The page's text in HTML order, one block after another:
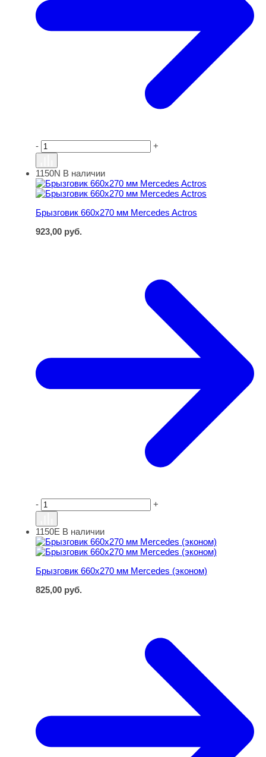
- +
Брызговик 660х270 мм Mercedes Actros
1150N В наличии
Брызговик 660х270 мм Mercedes Actros
923,00 руб.
- +
Брызговик 660х270 мм Mercedes (эконом)
1150Е В наличии
Брызговик 660х270 мм Mercedes (эконом)
825,00 руб.